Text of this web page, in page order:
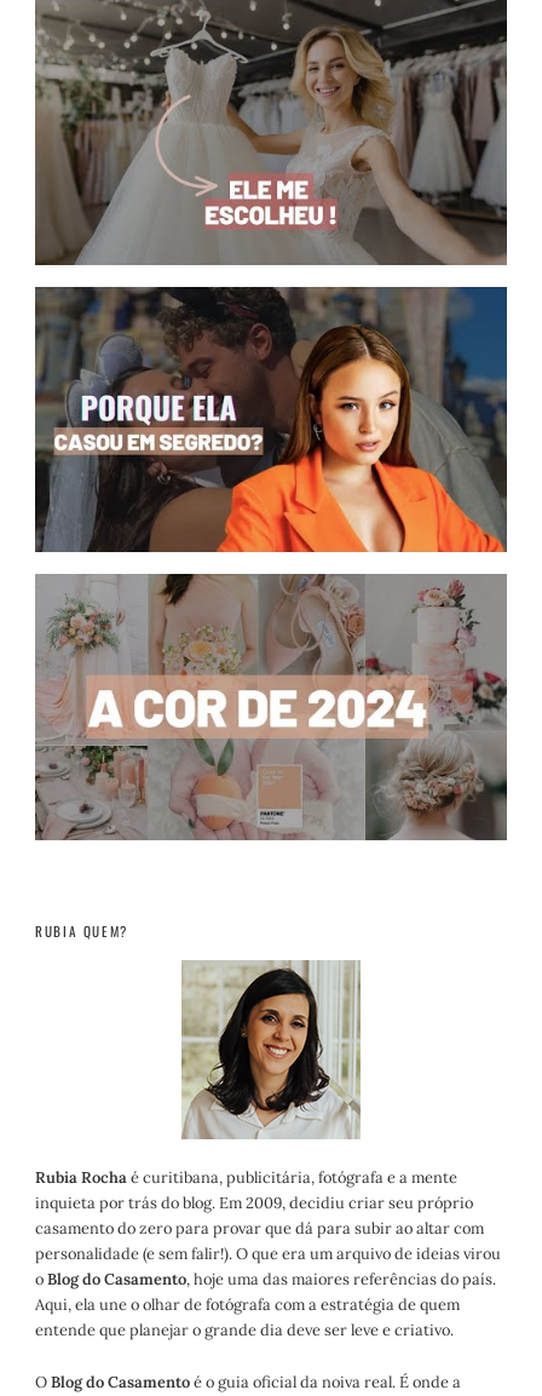
RUBIA QUEM?
Rubia Rochaé curitibana, publicitária, fotógrafa e a mente
inquieta por trás do blog. Em 2009, decidiu criar seu próprio
casamento do zero para provar que dá para subir ao altar com
personalidade (e sem falir!). O que era um arquivo de ideias virou
oBlog do Casamento, hoje uma das maiores referências do país.
Aqui, ela une o olhar de fotógrafa com a estratégia de quem
entende que planejar o grande dia deve ser leve e criativo.
OBlog do Casamentoé o guia oficial da noiva real. É onde a